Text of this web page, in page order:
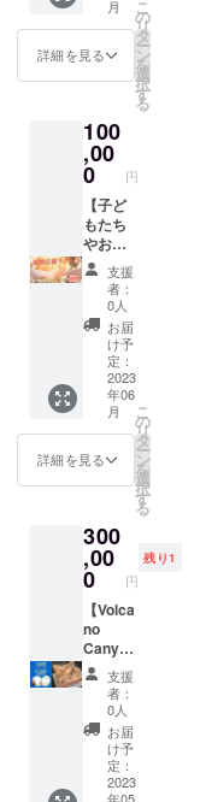
画像や
知的財
産、著
作権は
提供・
任者に
帰属し
ます。
✼••┈┈••
✼••┈┈••
✼••┈┈••
✼••┈┈••
✼
✼••┈┈••
✼••┈┈••
✼ 《リ
施行責
任者》
友野貴
弘 ・
サービ
ス内容
に関す
る効果
効能
は、 個
人の体
感であ
り全て
を保証
するも
のでは
せん。
画像や
作権は
提供・
施行責
任者に
帰属し
ます。
✼••┈┈••
✼••┈┈••
✼••┈┈••
✼••┈┈••
✼
ん。 ＊
備考欄
にリ
記入す
ること
もでき
ます。
（しな
くても
大丈夫
です）
＊2023
年6月～
12月ま
でのリ
ターン
執行で
お願い
しま
す。
✼••┈┈••
✼ 《リ
ターン
提供・
施行責
任者》
主催・
運営
奈良隆
サービ
ス内容
に関す
る効果
効能
こりす
る場を
作って
手伝い
をしま
す。 ＊
薪や
様々な
材料、
器材は
こちら
が用意
しま
す。も
ちろん
持って
きたい
ものが
あった
らお任
せしま
名まで
とさせ
てくだ
さい。
（主催
者込
み） ＊
基本的
に5時間
以内の
開催時
間で
す。
（13時
ジ。交
通費
は、別
途いた
だきま
（内
容、日
程など
は後日
ご相
談）
✼••┈┈••
✼••┈┈••
✼••┈┈••
✼••┈┈••
✼ 《リ
ターン
提供・
施行責
任者》
主催・
運営
大島英
子 ・
サービ
に関す
る効果
効能
は、個
人の体
感であ
り 全て
を保証
するも
のでは
ありま
せん。
画像や
知的財
なたの
キャン
プをナ
ビゲー
ト。 家
でもソ
ロでも
カップ
ルでも
構いま
せん。
テント
設営実
習。 ハ
ンモッ
クに揺
られる
ひと
時。 た
き火を
囲みな
がら
コー
ヒーを
飲む豊
落ちて
いる自
然素材
でモノ
づく
り。 美
味しい
キャン
プ飯。
あなた
たちの
キャン
プを盛
り上げ
月
詳細を見る
こ
の
リ
タ
ー
ン
を
選
択
す
る
100
,00
0 円
【子ど
もたち
やお母
さんの
笑顔を
広げ
る 笑
顔応援
チケッ
ト】 こ
のチ
ケット
は世界
中の子
どもた
ちやお
たちの
笑顔を
増やす
ための
応援チ
ケッ
ト。 子
どもた
ちが笑
顔FES
当日
に、会
場では
しゃ
支援
者：
0人
お届
け予
定：
2023
年06
月
詳細を見る
こ
の
リ
タ
ー
ン
を
選
択
す
る
300
,00
0 円
残り1
【Volca
no
Canyon
】 ＊全
国選抜
作家展
にて準
大賞！
UAE（
アラブ
支援
者：
0人
お届
け予
定：
2023
年05